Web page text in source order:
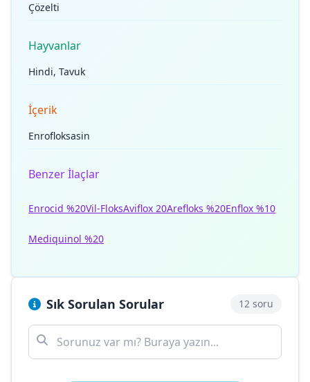
Çözelti
Hayvanlar
Hindi, Tavuk
İçerik
Enrofloksasin
Benzer İlaçlar
Enrocid %20Vil-FloksAviflox 20Arefloks %20Enflox %10
Mediquinol %20
Sık Sorulan Sorular 12 soru